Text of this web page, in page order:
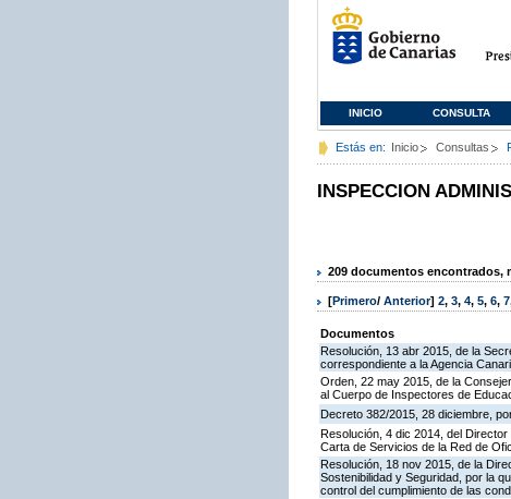
INICIO CONSULTA
Estás en: Inicio Consultas
INSPECCION
209 documentos encontrados,
[Primero/ Anterior] 2, 3, 4, 5, 6, 7
Documentos
Resolución, 13 abr 2015, de la
correspondiente a la Agencia
Orden, 22 may 2015, de la
al Cuerpo de Inspectores de
Decreto 382/2015, 28 diciembre,
Resolución, 4 dic 2014, del
Carta de Servicios de la Red de
Resolución, 18 nov 2015, de la
Sostenibilidad y Seguridad, por la
control del cumplimiento de las